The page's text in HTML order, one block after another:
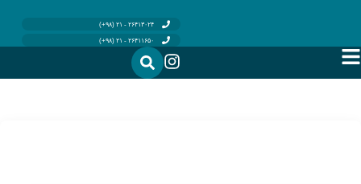
۲۶۴۱۳۰۲۴ - ۲۱ (۹۸+)
۲۶۴۱۱۶۵۰ - ۲۱ (۹۸+)